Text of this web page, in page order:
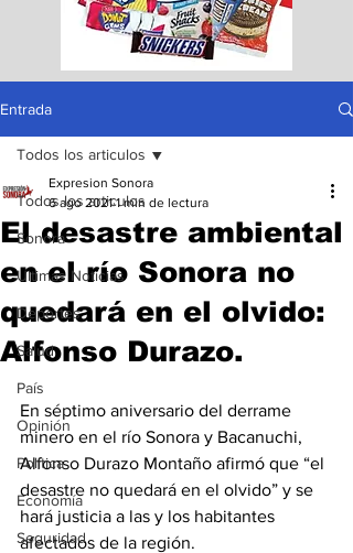
Entrada
Todos los articulos
Sonora
Ultimas Noticias
Deportes
Salud
País
Opinión
Política
Economía
Seguridad
Todos los articulos
El desastre ambiental
en el río Sonora no
quedará en el olvido:
Alfonso Durazo.
Expresion Sonora
6 ago 2021 1 min de lectura
En séptimo aniversario del derrame
minero en el río Sonora y Bacanuchi,
Alfonso Durazo Montaño afirmó que “el
desastre no quedará en el olvido” y se
hará justicia a las y los habitantes
afectados de la región.